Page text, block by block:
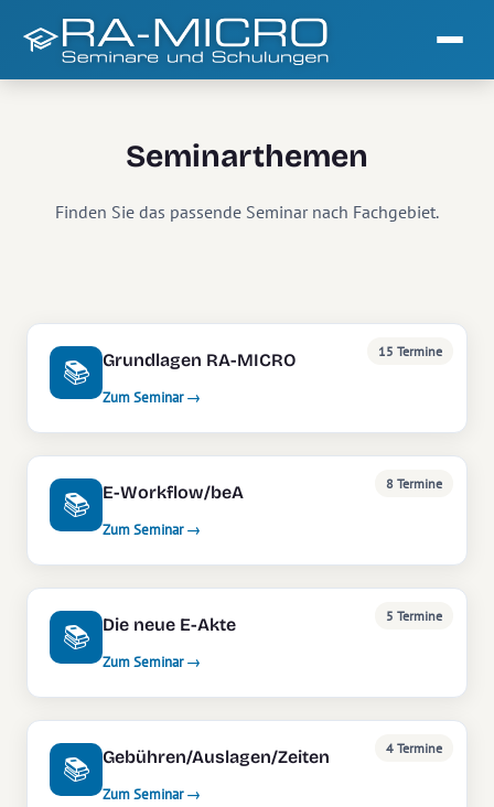
Seminarthemen
Finden Sie das passende Seminar nach Fachgebiet.
📚 Grundlagen RA-MICRO
Zum Seminar →
15 Termine
📚 E-Workflow/beA
Zum Seminar →
8 Termine
📚 Die neue E-Akte
Zum Seminar →
5 Termine
📚 Gebühren/Auslagen/Zeiten
Zum Seminar →
4 Termine